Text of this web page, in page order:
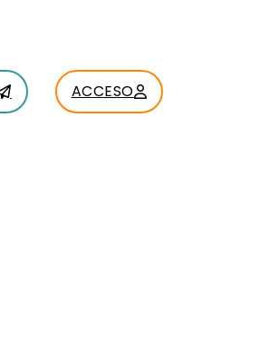
ACCESO